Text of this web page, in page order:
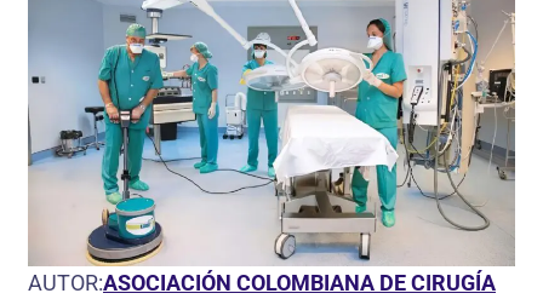
AUTOR:ASOCIACIÓN COLOMBIANA DE CIRUGÍA